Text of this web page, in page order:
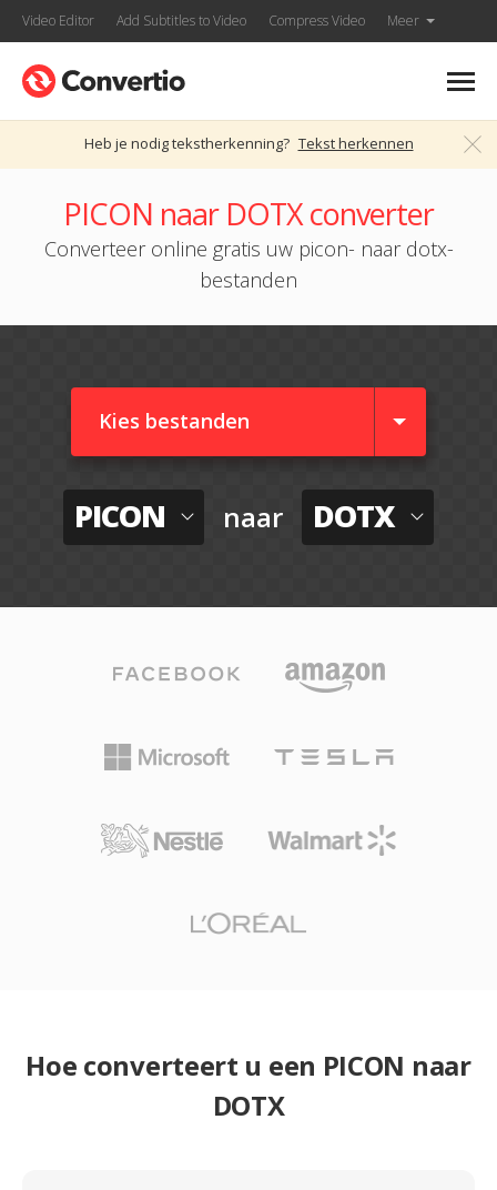
Video Editor Add Subtitles to Video Compress Video Meer
Heb je nodig tekstherkenning? Tekst herkennen
PICON naar DOTX converter
Converteer online gratis uw picon- naar dotx-
bestanden
Kies bestanden
PICON naar DOTX
Hoe converteert u een PICON naar
DOTX